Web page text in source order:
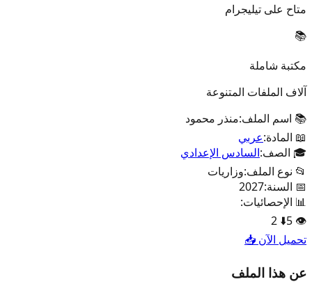
متاح على تيليجرام
📚
مكتبة شاملة
آلاف الملفات المتنوعة
📚 اسم الملف:منذر محمود
📖 المادة:عربي
🎓 الصف:السادس الإعدادي
📂 نوع الملف:وزاريات
📅 السنة:2027
📊 الإحصائيات:
👁️
5
⬇️
2
تحميل الآن 📥
عن هذا الملف